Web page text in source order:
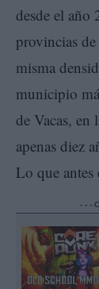
desde el año
provincias
misma
municipio
de Vacas,
apenas diez
Lo que antes
- - -